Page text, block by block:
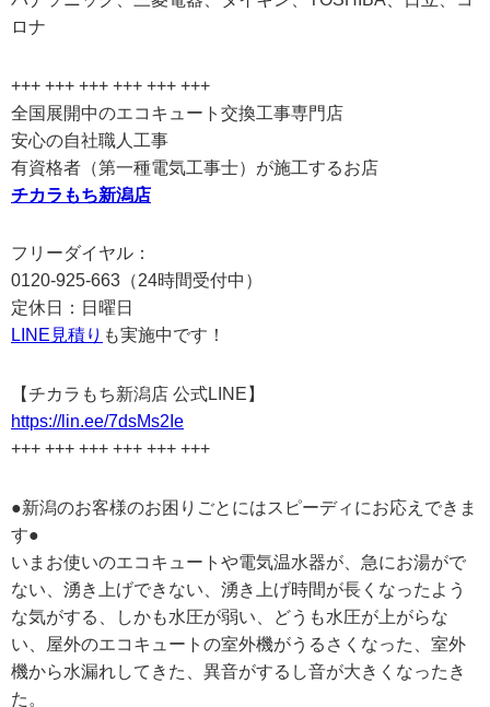
ロナ
+++ +++ +++ +++ +++ +++
全国展開中のエコキュート交換工事専門店
安心の自社職人工事
有資格者（第一種電気工事士）が施工するお店
チカラもち新潟店
フリーダイヤル：
0120-925-663（24時間受付中）
定休日：日曜日
LINE見積り も実施中です！
【チカラもち新潟店 公式LINE】
https://lin.ee/7dsMs2Ie
+++ +++ +++ +++ +++ +++
●新潟のお客様のお困りごとにはスピーディにお応えできま
す●
いまお使いのエコキュートや電気温水器が、急にお湯がで
ない、湧き上げできない、湧き上げ時間が長くなったよう
な気がする、しかも水圧が弱い、どうも水圧が上がらな
い、屋外のエコキュートの室外機がうるさくなった、室外
機から水漏れしてきた、異音がするし音が大きくなったき
た。